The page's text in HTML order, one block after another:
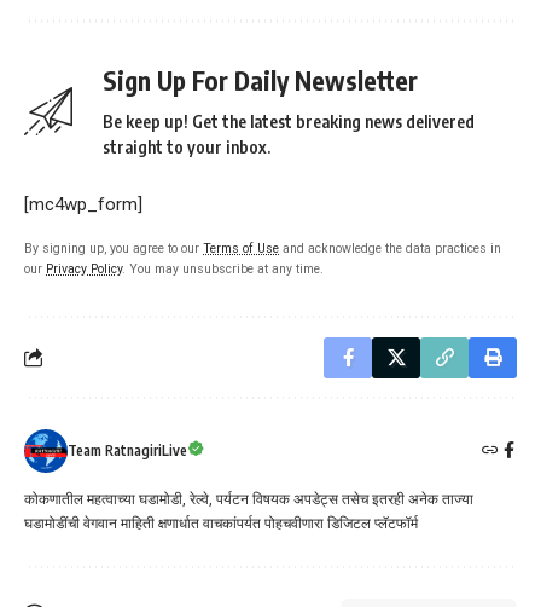
Sign Up For Daily Newsletter
Be keep up! Get the latest breaking news delivered
straight to your inbox.
[mc4wp_form]
By signing up, you agree to our Terms of Use and acknowledge the data practices in
our Privacy Policy. You may unsubscribe at any time.
Team RatnagiriLive
कोकणातील महत्वाच्या घडामोडी, रेल्वे, पर्यटन विषयक अपडेट्स तसेच इतरही अनेक ताज्या
घडामोडींची वेगवान माहिती क्षणार्धात वाचकांपर्यत पोहचवीणारा डिजिटल प्लॅटफॉर्म